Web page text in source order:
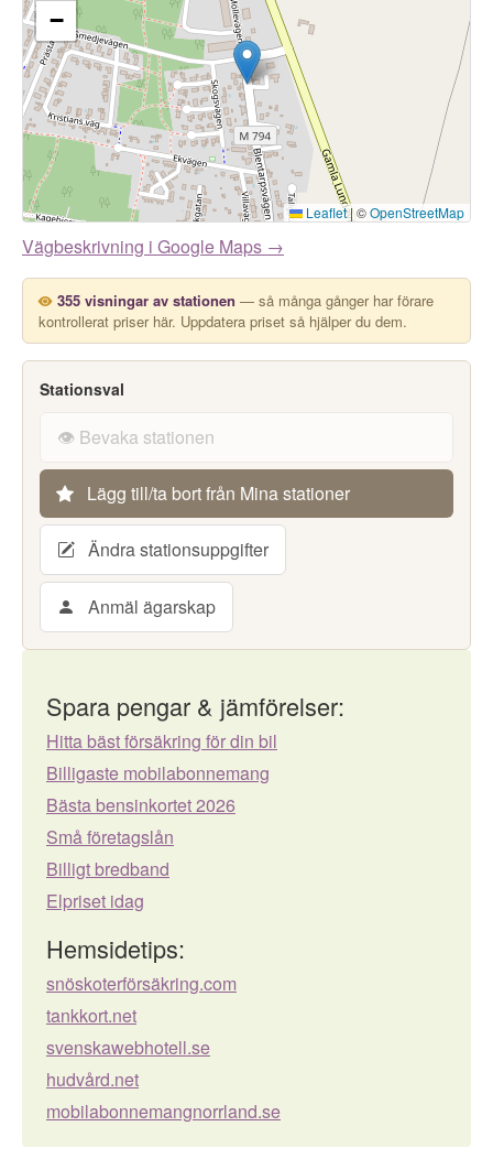
−
Leaflet|©OpenStreetMap
Vägbeskrivning i Google Maps →
355 visningar av stationen — så många gånger har förare
kontrollerat priser här. Uppdatera priset så hjälper du dem.
Stationsval
👁️ Bevaka stationen
Lägg till/ta bort från Mina stationer
Ändra stationsuppgifter
Anmäl ägarskap
Spara pengar & jämförelser:
Hitta bäst försäkring för din bil
Billigaste mobilabonnemang
Bästa bensinkortet 2026
Små företagslån
Billigt bredband
Elpriset idag
Hemsidetips:
snöskoterförsäkring.com
tankkort.net
svenskawebhotell.se
hudvård.net
mobilabonnemangnorrland.se